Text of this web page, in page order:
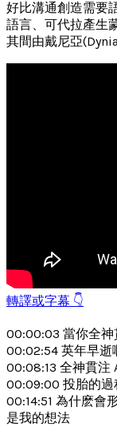
好比溝通創造需要
語言、可代拉產生
其間由戴尼亞
轉譯或字幕 👇
00:00:03 當你全神
00:02:54 英年早逝
00:08:13 全神貫注
00:09:00 投胎的過
00:14:51 為什麽會
是我的想法